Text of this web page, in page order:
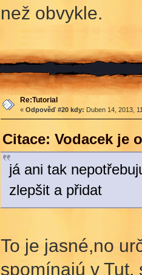
než obvykle.
Re:Tutorial
« Odpověď #20 kdy: Duben 14, 2013,
Citace: Vodacek je
já ani tak
zlepšit a přidat
To je jasné,no
spomínajú v Tut.